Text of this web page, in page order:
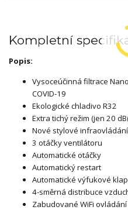
Kompletní
Popis:
Vysoceúčinná filtrace
COVID-19
Ekologické chladivo R32
Extra tichý režim (jen 20
Nové stylové infraovládání
3 otáčky ventilátoru
Automatické otáčky
Automatický restart
Automatické výfukové
4-směrná distribuce
Zabudované WiFi